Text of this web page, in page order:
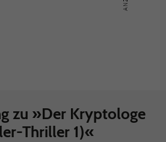
zu »Der Kryptologe
Thriller 1)«